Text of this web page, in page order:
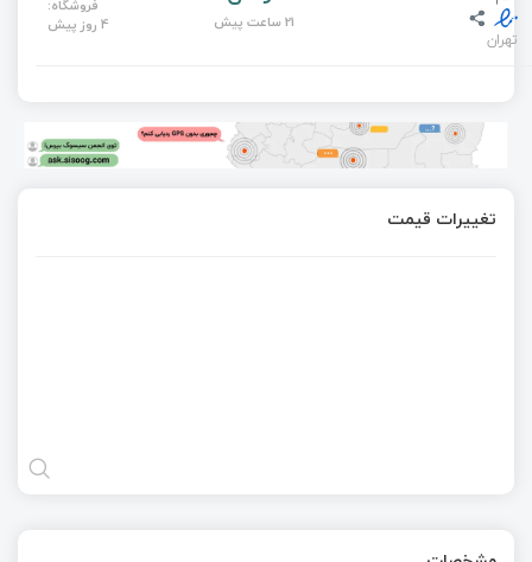
تهران
21 ساعت پیش
فروشگاه:
4 روز پیش
تغییرات قیمت